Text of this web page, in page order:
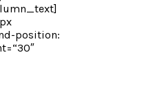
position: